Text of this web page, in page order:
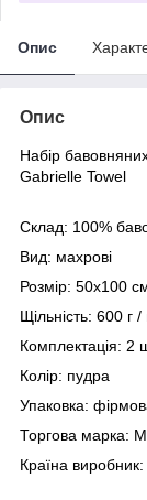
Опис
Опис
Набір
Gabrielle Towel
Склад: 100%
Вид: махрові
Розмір: 50х100
Щільність: 600 г
Комплектація: 2
Колір: пудра
Упаковка:
Торгова марка:
Країна